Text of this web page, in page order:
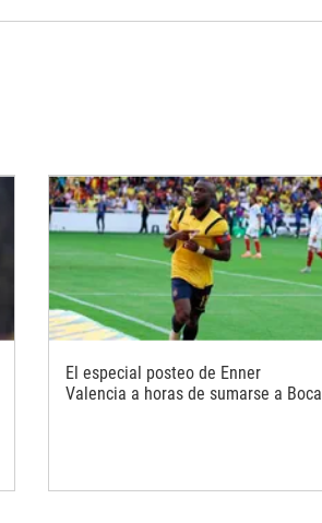
El especial posteo de Enner
Valencia a horas de sumarse a Boca